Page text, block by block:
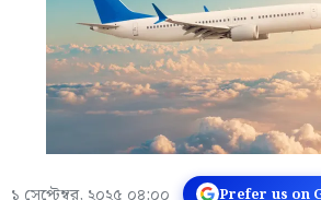
Prefer us on